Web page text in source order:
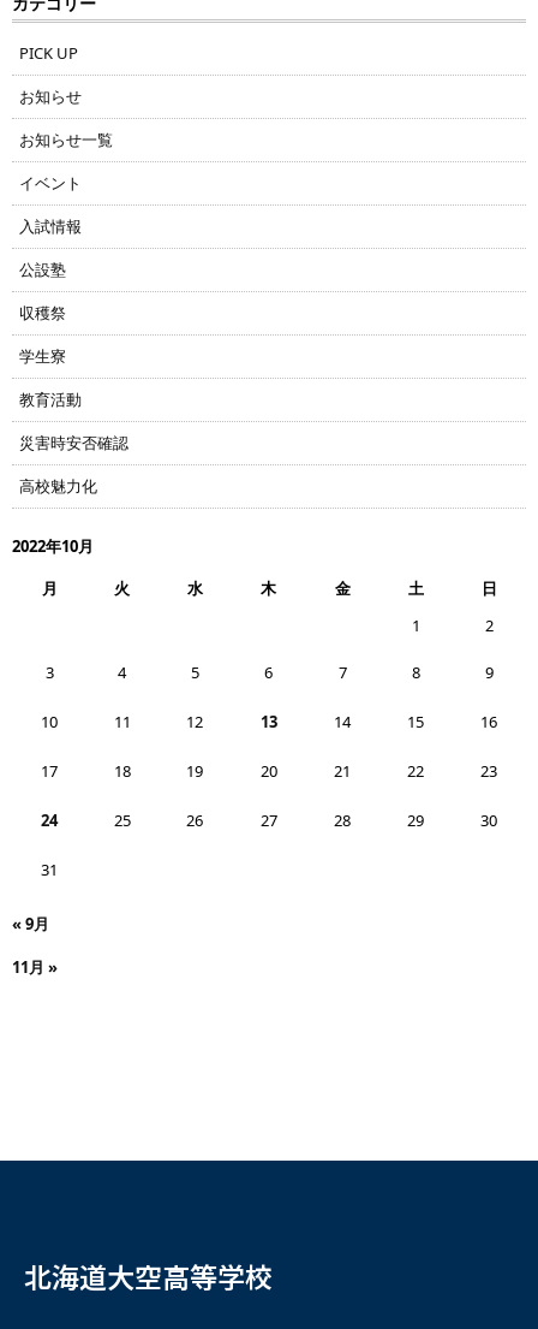
PICK UP
お知らせ
お知らせ一覧
イベント
入試情報
公設塾
収穫祭
学生寮
教育活動
災害時安否確認
高校魅力化
2022年10月
月
火 水 木 金 土
日
1
2
3 4 5 6 7 8 9
10 11 12 13 14 15 16
17 18 19 20 21 22 23
24 25 26 27 28 29 30
31
« 9月
11月 »
北海道大空高等学校